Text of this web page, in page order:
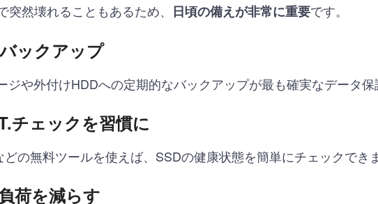
突然壊れることもあるため、 日頃の備えが非常に重要です。
ックアップ
ジや外付けHDDへの定期的なバックアップが最も確実なデータ
チェックを習慣に
どの無料ツールを使えば、SSDの健康状態を簡単にチェックでき
荷を減らす